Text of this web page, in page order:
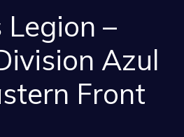
Legion –
Azul
Front